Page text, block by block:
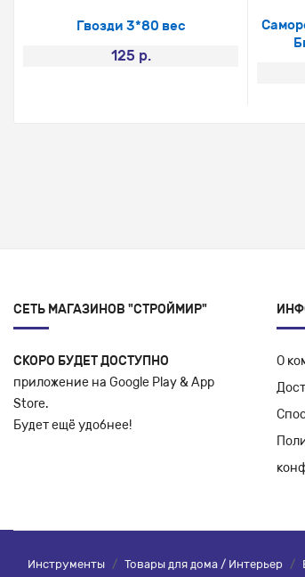
Гвозди 3*80 вес
125 р.
СЕТЬ МАГАЗИНОВ "СТРОЙМИР"
СКОРО БУДЕТ ДОСТУПНО
приложение на Google Play & App
Store.
Будет ещё удобнее!
О
Инструменты / Товары для дома / Интерьер /